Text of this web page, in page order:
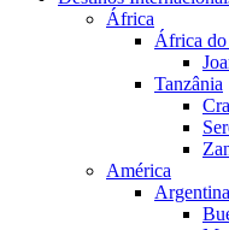
África
África do
Tanzânia
América
Argentina